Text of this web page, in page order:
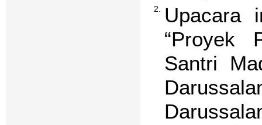
2. Upacara
“Proyek
Santri